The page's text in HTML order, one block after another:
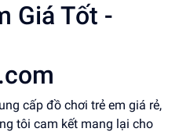
Giá Tốt -
cấp đồ chơi trẻ em giá rẻ,
tôi cam kết mang lại cho